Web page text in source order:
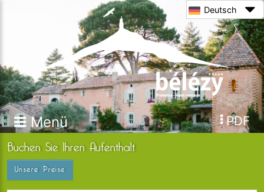
Menü PDF
Deutsch
Buchen Sie Ihren Aufenthalt
Unsere Preise